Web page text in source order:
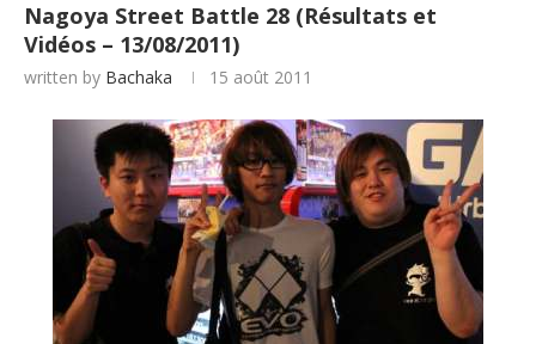
Nagoya Street Battle 28 (Résultats et
Vidéos – 13/08/2011)
written by Bachaka 15 août 2011